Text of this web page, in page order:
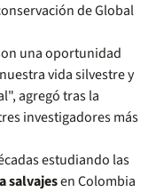
de Global
una oportunidad
vida silvestre y
agregó tras la
investigadores más
estudiando las
salvajesen Colombia